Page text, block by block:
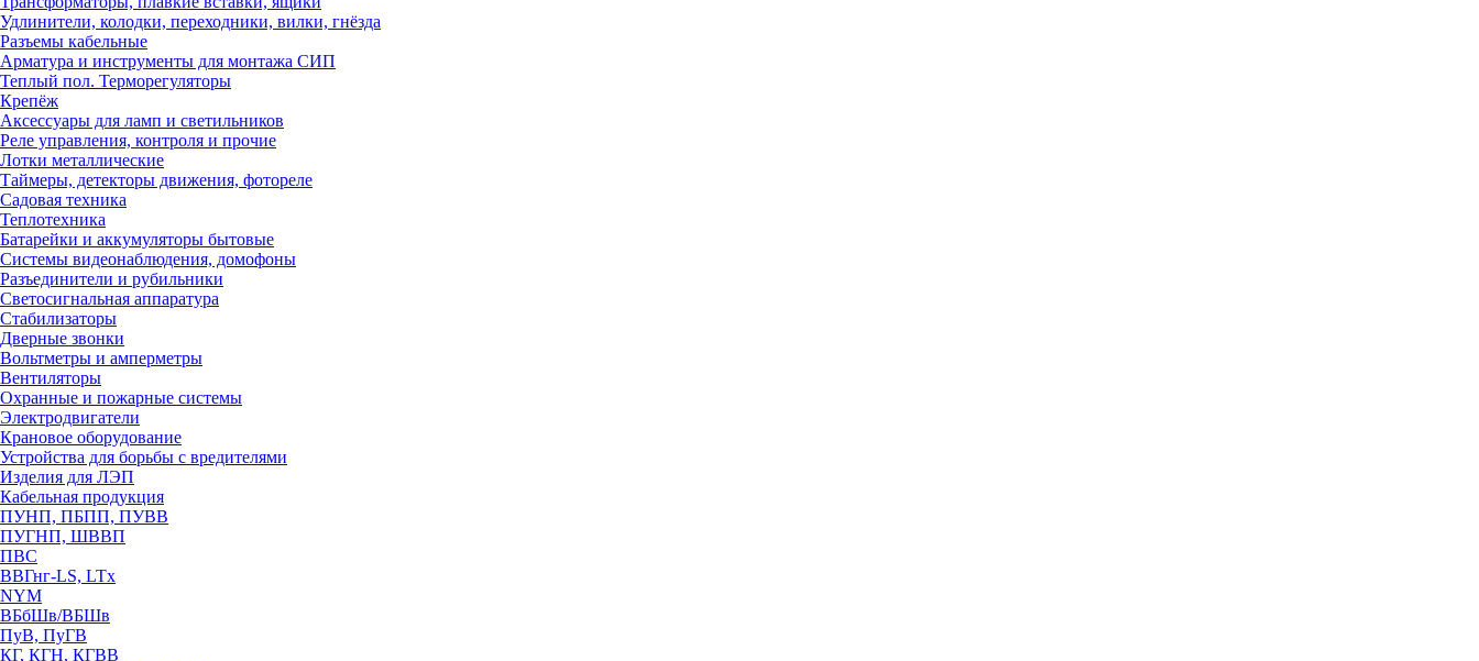
Удлинители, колодки, переходники, вилки, гнёзда
Разъемы кабельные
Арматура и инструменты для монтажа СИП
Теплый пол. Терморегуляторы
Крепёж
Аксессуары для ламп и светильников
Реле управления, контроля и прочие
Лотки металлические
Таймеры, детекторы движения, фотореле
Садовая техника
Теплотехника
Батарейки и аккумуляторы бытовые
Системы видеонаблюдения, домофоны
Разъединители и рубильники
Светосигнальная аппаратура
Стабилизаторы
Дверные звонки
Вольтметры и амперметры
Вентиляторы
Охранные и пожарные системы
Электродвигатели
Крановое оборудование
Устройства для борьбы с вредителями
Изделия для ЛЭП
Кабельная продукция
ПУНП, ПБПП, ПУВВ
ПУГНП, ШВВП
ПВС
ВВГнг-LS, LTx
NYM
ВБбШв/ВБШв
ПуВ, ПуГВ
КГ, КГН, КГВВ